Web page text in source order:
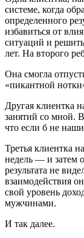
системе, когда
определенного
избавиться от
ситуаций и
лет. На второго
Она смогла
«пикантной
Другая клиентка
занятий со мной.
что если б не
Третья клиентка
недель — и затем
результата не
взаимодействия
свой уровень
мужчинами.
И так далее.